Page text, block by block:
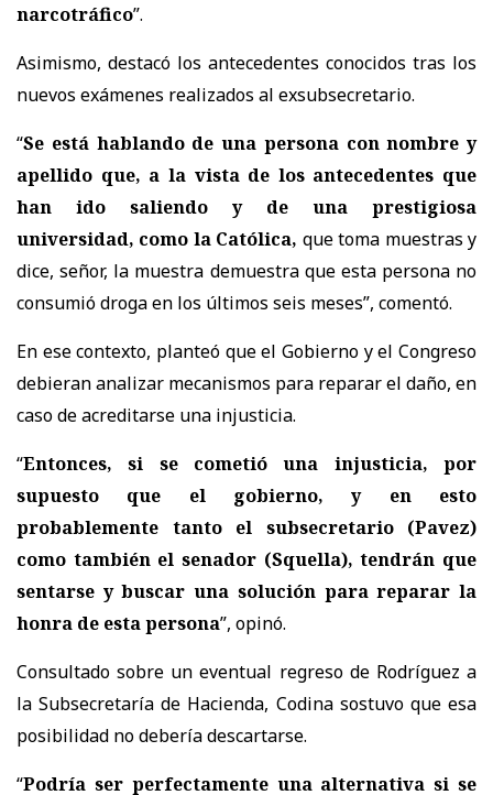
narcotráfico”.
Asimismo, destacó los antecedentes conocidos tras los
nuevos exámenes realizados al exsubsecretario.
“Se está hablando de una persona con nombre y
apellido que, a la vista de los antecedentes que
han ido saliendo y de una prestigiosa
universidad, como la Católica, que toma muestras y
dice, señor, la muestra demuestra que esta persona no
consumió droga en los últimos seis meses”, comentó.
En ese contexto, planteó que el Gobierno y el Congreso
debieran analizar mecanismos para reparar el daño, en
caso de acreditarse una injusticia.
“Entonces, si se cometió una injusticia, por
supuesto que el gobierno, y en esto
probablemente tanto el subsecretario (Pavez)
como también el senador (Squella), tendrán que
sentarse y buscar una solución para reparar la
honra de esta persona”, opinó.
Consultado sobre un eventual regreso de Rodríguez a
la Subsecretaría de Hacienda, Codina sostuvo que esa
posibilidad no debería descartarse.
“Podría ser perfectamente una alternativa si se